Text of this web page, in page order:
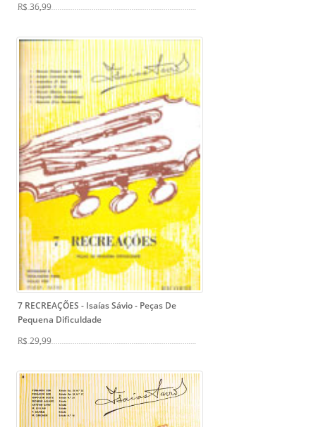
R$ 36,99
7 RECREAÇÕES - Isaías Sávio- Peças De
Pequena Dificuldade
R$ 29,99